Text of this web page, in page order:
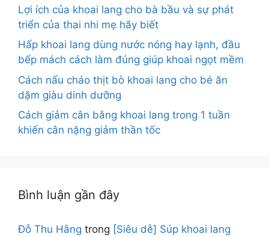
Lợi ích của khoai lang cho bà bầu và sự phát
triển của thai nhi mẹ hãy biết
Hấp khoai lang dùng nước nóng hay lạnh, đầu
bếp mách cách làm đúng giúp khoai ngọt mềm
Cách nấu cháo thịt bò khoai lang cho bé ăn
dặm giàu dinh dưỡng
Cách giảm cân bằng khoai lang trong 1 tuần
khiến cân nặng giảm thần tốc
Bình luận gần đây
Đỗ Thu Hằng trong [Siêu dễ] Súp khoai lang